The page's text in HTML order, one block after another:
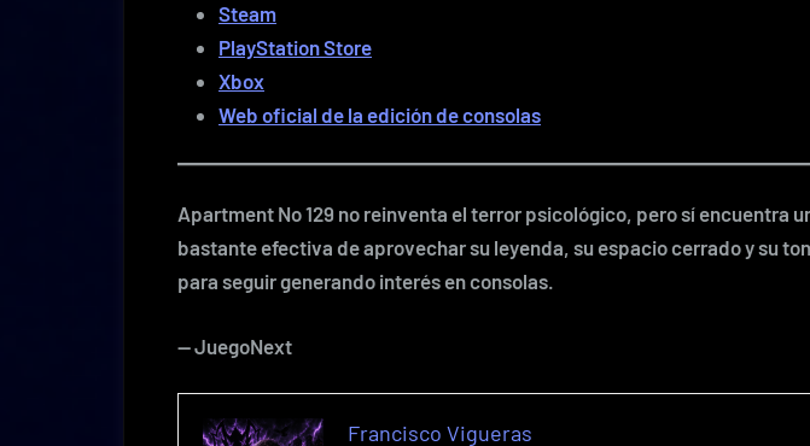
Steam
PlayStation Store
Xbox
Web oficial de la edición de consolas
Apartment No 129 no reinventa el terror psicológico, pero sí encuentra
bastante efectiva de aprovechar su leyenda, su espacio cerrado y su
para seguir generando interés en consolas.
— JuegoNext
Francisco Vigueras